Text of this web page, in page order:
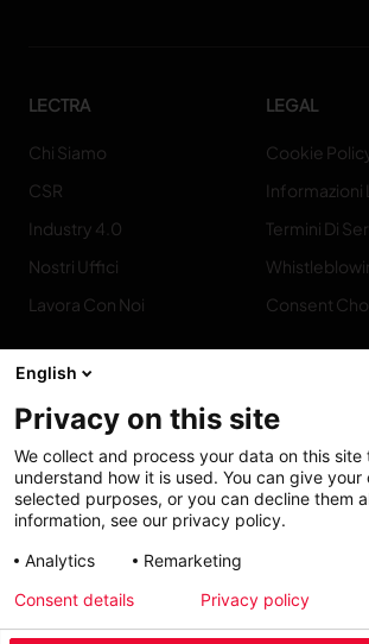
LECTRA
Chi Siamo
CSR
Industry 4.0
Nostri Uffici
Lavora Con Noi
LEGAL
Cookie
Informazioni
Termini Di
Consent
Contatto
My solutions
conform
English
Privacy on this site
We collect and process your data on this
understand how it is used. You can give your
selected purposes, or you can decline them
information, see our privacy policy.
Analytics
Remarketing
Consent details
Privacy policy